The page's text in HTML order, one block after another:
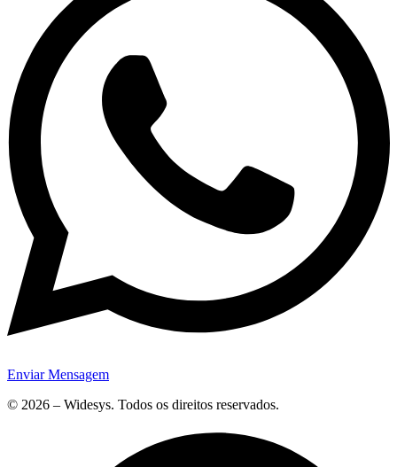
Enviar Mensagem
© 2026 – Widesys. Todos os direitos reservados.